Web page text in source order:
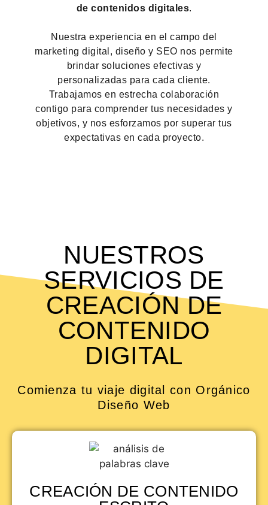
de contenidos digitales.
Nuestra experiencia en el campo del
marketing digital, diseño y SEO nos permite
brindar soluciones efectivas y
personalizadas para cada cliente.
Trabajamos en estrecha colaboración
contigo para comprender tus necesidades y
objetivos, y nos esforzamos por superar tus
expectativas en cada proyecto.
NUESTROS
SERVICIOS DE
CREACIÓN DE
CONTENIDO
DIGITAL
Comienza tu viaje digital con Orgánico
Diseño Web
CREACIÓN DE CONTENIDO